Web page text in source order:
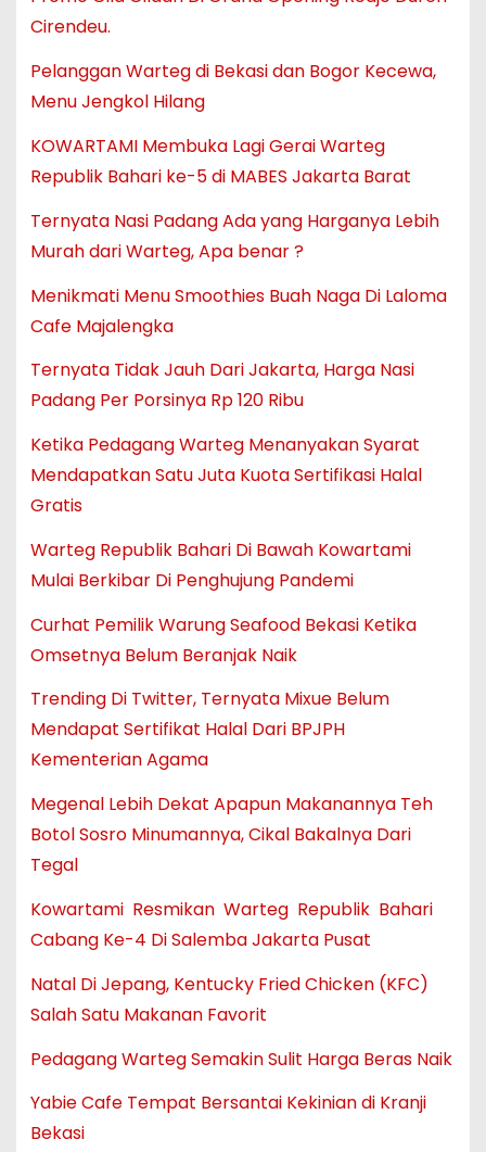
Cirendeu.
Pelanggan Warteg di Bekasi dan Bogor Kecewa,
Menu Jengkol Hilang
KOWARTAMI Membuka Lagi Gerai Warteg
Republik Bahari ke-5 di MABES Jakarta Barat
Ternyata Nasi Padang Ada yang Harganya Lebih
Murah dari Warteg, Apa benar ?
Menikmati Menu Smoothies Buah Naga Di Laloma
Cafe Majalengka
Ternyata Tidak Jauh Dari Jakarta, Harga Nasi
Padang Per Porsinya Rp 120 Ribu
Ketika Pedagang Warteg Menanyakan Syarat
Mendapatkan Satu Juta Kuota Sertifikasi Halal
Gratis
Warteg Republik Bahari Di Bawah Kowartami
Mulai Berkibar Di Penghujung Pandemi
Curhat Pemilik Warung Seafood Bekasi Ketika
Omsetnya Belum Beranjak Naik
Trending Di Twitter, Ternyata Mixue Belum
Mendapat Sertifikat Halal Dari BPJPH
Kementerian Agama
Megenal Lebih Dekat Apapun Makanannya Teh
Botol Sosro Minumannya, Cikal Bakalnya Dari
Tegal
Kowartami Resmikan Warteg Republik Bahari
Cabang Ke-4 Di Salemba Jakarta Pusat
Natal Di Jepang, Kentucky Fried Chicken (KFC)
Salah Satu Makanan Favorit
Pedagang Warteg Semakin Sulit Harga Beras Naik
Yabie Cafe Tempat Bersantai Kekinian di Kranji
Bekasi